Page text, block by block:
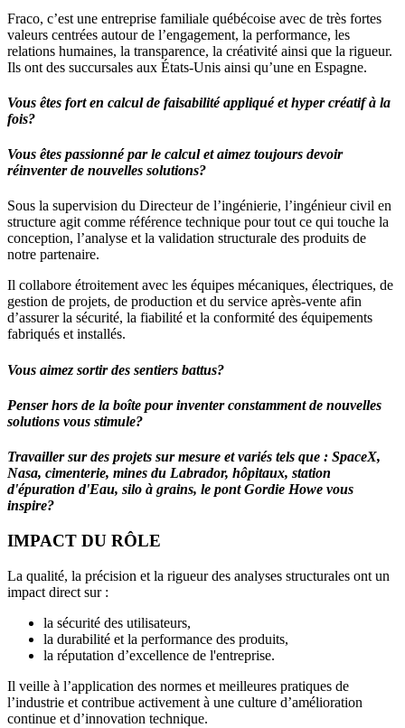
Fraco, c’est une entreprise familiale québécoise avec de très fortes
valeurs centrées autour de l’engagement, la performance, les
relations humaines, la transparence, la créativité ainsi que la rigueur.
Ils ont des succursales aux États-Unis ainsi qu’une en Espagne.
Vous êtes fort en calcul de faisabilité appliqué et hyper créatif à la
fois?
Vous êtes passionné par le calcul et aimez toujours devoir
réinventer de nouvelles solutions?
Sous la supervision du Directeur de l’ingénierie, l’ingénieur civil en
structure agit comme référence technique pour tout ce qui touche la
conception, l’analyse et la validation structurale des produits de
notre partenaire.
Il collabore étroitement avec les équipes mécaniques, électriques, de
gestion de projets, de production et du service après-vente afin
d’assurer la sécurité, la fiabilité et la conformité des équipements
fabriqués et installés.
Vous aimez sortir des sentiers battus?
Penser hors de la boîte pour inventer constamment de nouvelles
solutions vous stimule?
Travailler sur des projets sur mesure et variés tels que : SpaceX,
Nasa, cimenterie, mines du Labrador, hôpitaux, station
d'épuration d'Eau, silo à grains, le pont Gordie Howe vous
inspire?
IMPACT DU RÔLE
La qualité, la précision et la rigueur des analyses structurales ont un
impact direct sur :
la sécurité des utilisateurs,
la durabilité et la performance des produits,
la réputation d’excellence de l'entreprise.
Il veille à l’application des normes et meilleures pratiques de
l’industrie et contribue activement à une culture d’amélioration
continue et d’innovation technique.